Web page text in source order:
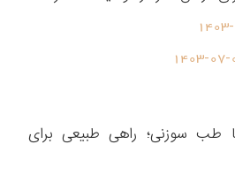
1403-07-
با طب سوزنی؛ راهی طبیعی برای